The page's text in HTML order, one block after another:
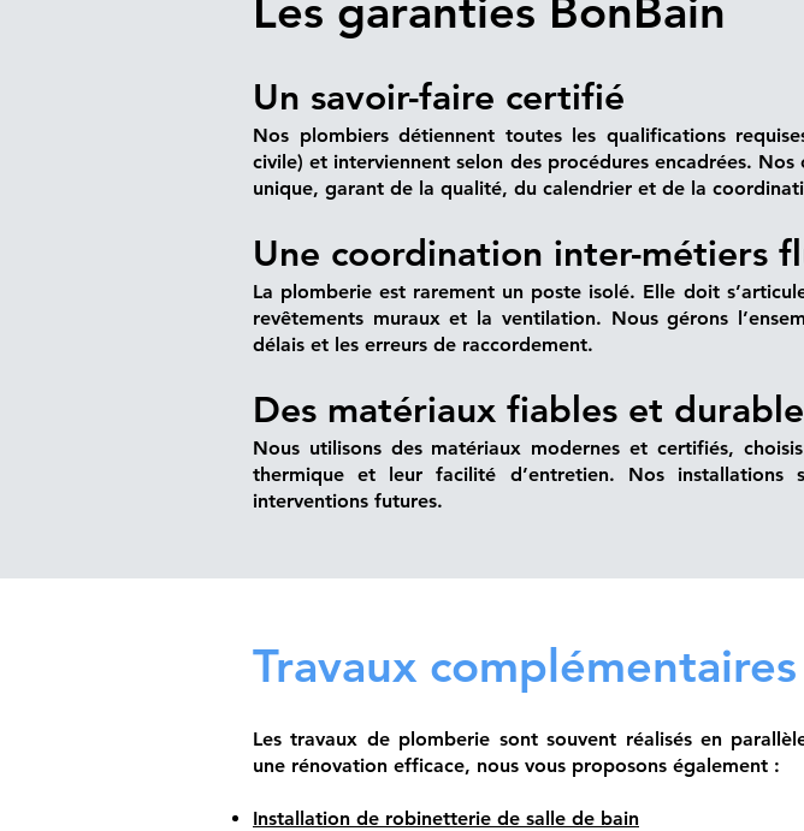
Les garanties BonBain
Un savoir-faire certifié
Nos plombiers détiennent toutes les qualifications
civile) et interviennent selon des procédures encadrées.
unique, garant de la qualité, du calendrier et de la
Une coordination inter-métiers
La plomberie est rarement un poste isolé. Elle doit
revêtements muraux et la ventilation. Nous gérons
délais et les erreurs de raccordement.
Des matériaux fiables et
Nous utilisons des matériaux modernes et certifiés,
thermique et leur facilité d’entretien. Nos
interventions futures.
Travaux
Les travaux de plomberie sont souvent réalisés en
une rénovation efficace, nous vous proposons également :
Installation de robinetterie de salle de bain